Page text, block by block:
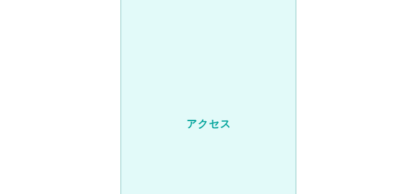
アクセス